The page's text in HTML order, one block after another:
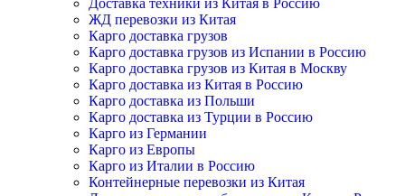
Доставка техники из Китая в Россию
ЖД перевозки из Китая
Карго доставка грузов
Карго доставка грузов из Испании в Россию
Карго доставка грузов из Китая в Москву
Карго доставка из Китая в Россию
Карго доставка из Польши
Карго доставка из Турции в Россию
Карго из Германии
Карго из Европы
Карго из Италии в Россию
Контейнерные перевозки из Китая